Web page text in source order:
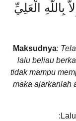
بِاللَّهِ الْعَلِيِّ
Maksudnya:
lalu beliau
tidak mampu
maka ajarkanlah